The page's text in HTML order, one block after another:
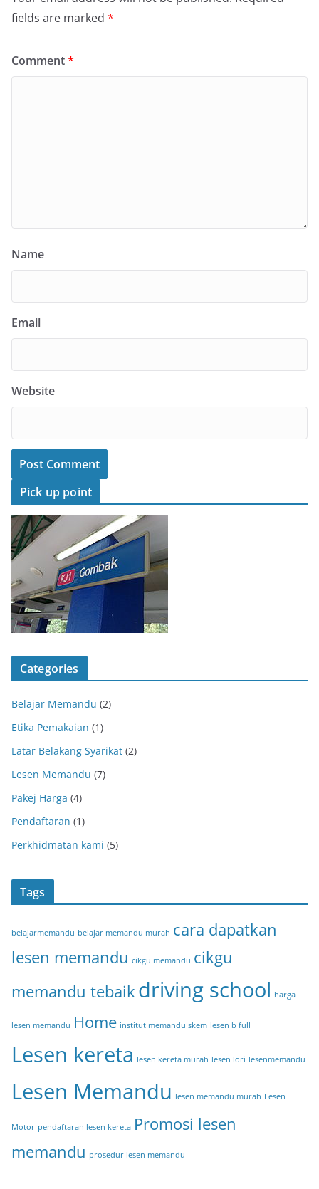
fields are marked *
Comment*
Name
Email
Website
Pick up point
Categories
Belajar Memandu (2)
Etika Pemakaian (1)
Latar Belakang Syarikat (2)
Lesen Memandu (7)
Pakej Harga (4)
Pendaftaran (1)
Perkhidmatan kami (5)
Tags
belajarmemandu belajar memandu murah cara dapatkan
lesen memandu cikgu memandu cikgu
memandu tebaik driving school harga
lesen memandu Home institut memandu skem lesen b full
Lesen kereta lesen kereta murah lesen lori lesenmemandu
Lesen Memandu lesen memandu murah Lesen
Motor pendaftaran lesen kereta Promosi lesen
memandu prosedur lesen memandu